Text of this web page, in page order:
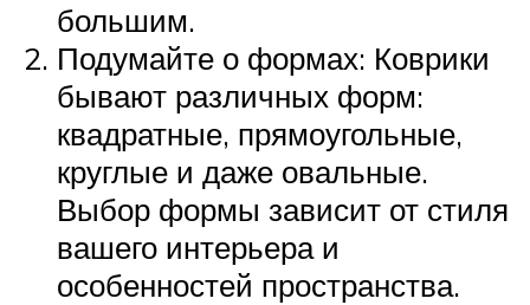
большим.
Подумайте о формах: Коврики
бывают различных форм:
квадратные, прямоугольные,
круглые и даже овальные.
Выбор формы зависит от стиля
вашего интерьера и
особенностей пространства.